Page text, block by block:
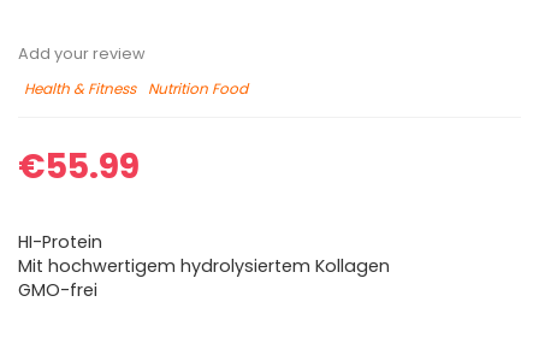
Add your review
Health & Fitness
Nutrition Food
€55.99
HI-Protein
Mit hochwertigem hydrolysiertem Kollagen
GMO-frei